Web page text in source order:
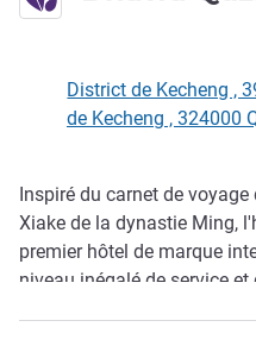
District de Kecheng ,
de Kecheng , 324000
Description
Inspiré du carnet de
Xiake de la dynastie Ming,
premier hôtel de marque
niveau inégalé de service